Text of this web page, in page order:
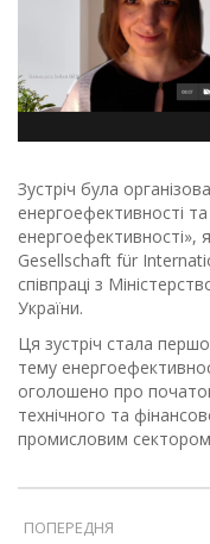
Зустріч була
енергоефективності
енергоефективності»,
Gesellschaft für
співпраці з
України.
Ця зустріч стала
тему
оголошено про
технічного та
промисловим
ПОПЕРЕДНЯ